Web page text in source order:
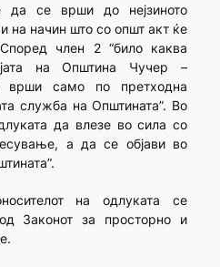
да се врши до нејзиното
на начин што со општ акт ќе
член 2 “било каква
на Општина Чучер –
само по претходна
служба на Општината”. Во
да влезе во сила со
а да се објави во
на одлуката се
Законот за просторно и